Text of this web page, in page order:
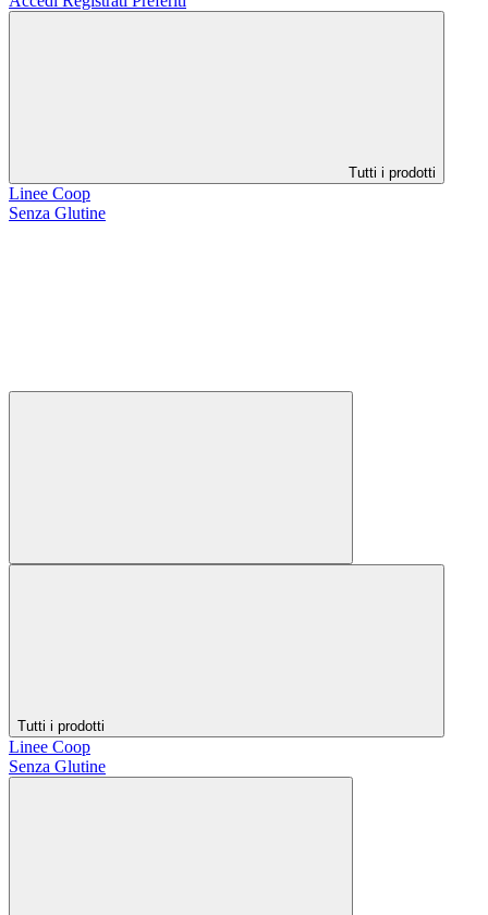
Tutti i prodotti
Linee Coop
Senza Glutine
Tutti i prodotti
Linee Coop
Senza Glutine